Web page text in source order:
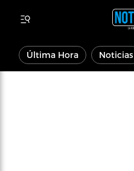
Última Hora Noticias